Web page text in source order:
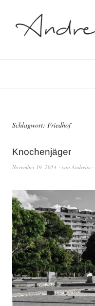
Schlagwort: Friedhof
Knochenjäger
November 19, 2014 von Andreas